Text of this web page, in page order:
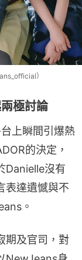
）
極討論
上瞬間引爆熱
的決定，
Danielle沒有
表達遺憾與不
。
期及官司，對